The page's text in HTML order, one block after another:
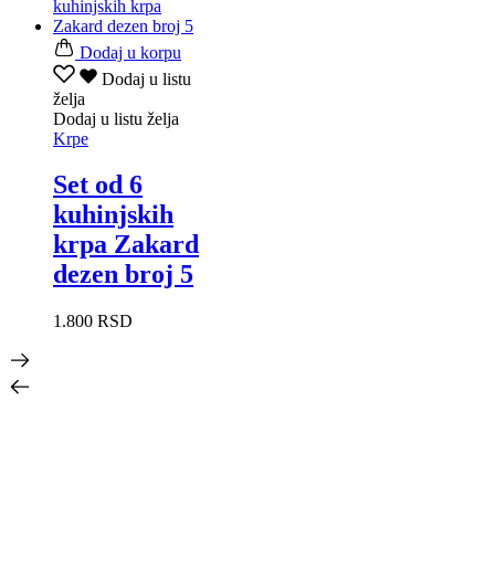
Dodaj u korpu
Dodaj u listu
želja
Dodaj u listu želja
Krpe
Set od 6
kuhinjskih
krpa Zakard
dezen broj 5
1.800 RSD